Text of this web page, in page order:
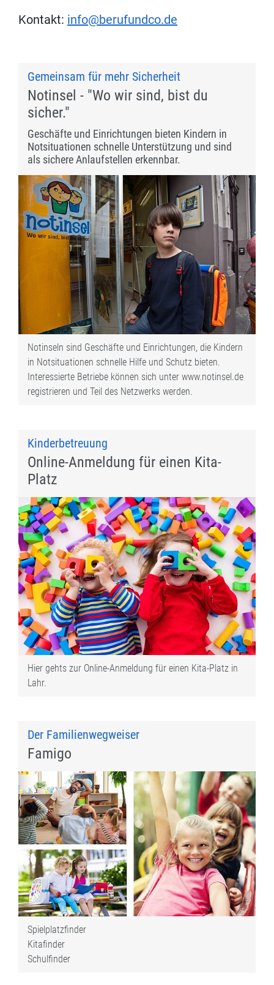
Kontakt: info@berufundco.de
Gemeinsam für mehr Sicherheit
Notinsel - "Wo wir sind, bist du
sicher."
Geschäfte und Einrichtungen bieten Kindern in
Notsituationen schnelle Unterstützung und sind
als sichere Anlaufstellen erkennbar.
Notinseln sind Geschäfte und Einrichtungen, die Kindern
in Notsituationen schnelle Hilfe und Schutz bieten.
Interessierte Betriebe können sich unter www.notinsel.de
registrieren und Teil des Netzwerks werden.
Kinderbetreuung
Online-Anmeldung für einen Kita-
Platz
Hier gehts zur Online-Anmeldung für einen Kita-Platz in
Lahr.
Der Familienwegweiser
Famigo
Spielplatzfinder
Kitafinder
Schulfinder